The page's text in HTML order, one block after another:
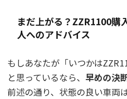
まだ上がる？ZZR1100購
人へのアドバイス
もしあなたが「いつかは
と思っているなら、 早めの決
前述の通り、状態の良い車両